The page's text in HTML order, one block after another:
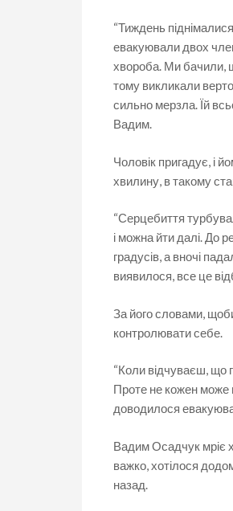
“Тиждень
евакуювали двох
хвороба. Ми бачили,
тому викликали
сильно мерзла. Їй
Вадим.
Чоловік пригадує, і
хвилину, в такому
“Серцебиття
і можна йти далі. До
градусів, а вночі
виявилося, все це
За його словами,
контролювати себе.
“Коли відчуваєш, що
Проте не кожен може
доводилося
Вадим Осадчук мріє
важко, хотілося
назад.